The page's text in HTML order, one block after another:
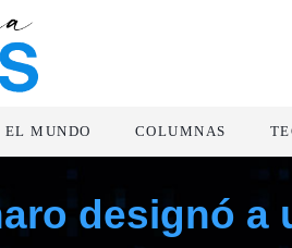
EL MUNDO COLUMNAS
designó a